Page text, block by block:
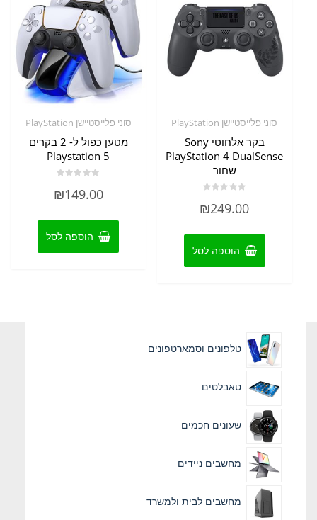
סוני פלייסטיישן PlayStation
בקר אלחוטי Sony
PlayStation 4 DualSense
שחור
0
₪249.00
הוספה לסל
סוני פלייסטיישן PlayStation
מטען כפול ל- 2 בקרים
Playstation 5
0
₪149.00
הוספה לסל
טלפונים וסמארטפונים
טאבלטים
שעונים חכמים
מחשבים ניידים
מחשבים לבית ולמשרד